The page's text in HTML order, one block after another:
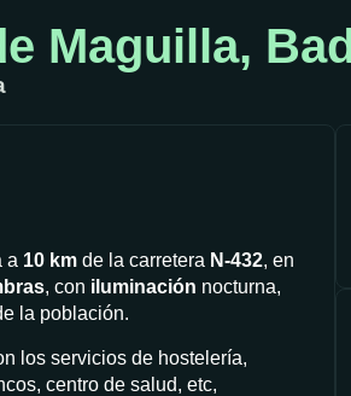
Maguilla,
a 10 km de la carretera N-432, en
, con iluminación nocturna,
la población.
los servicios de hostelería,
centro de salud, etc,